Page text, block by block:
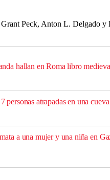
Grant Peck, Anton L. Delgado
hallan en Roma libro
personas atrapadas en una
a una mujer y una niña en